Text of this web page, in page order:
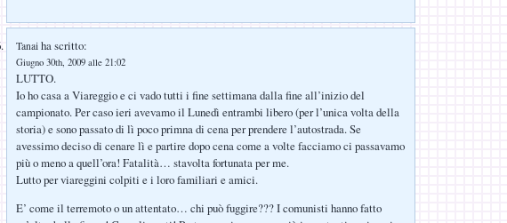
Tanai ha scritto:
Giugno 30th, 2009 alle 21:02
LUTTO.
Io ho casa a Viareggio e ci vado tutti i fine settimana dalla fine all’inizio del
campionato. Per caso ieri avevamo il Lunedì entrambi libero (per l’unica volta della
storia) e sono passato di lì poco primna di cena per prendere l’autostrada. Se
avessimo deciso di cenare lì e partire dopo cena come a volte facciamo ci passavamo
più o meno a quell’ora! Fatalità… stavolta fortunata per me.
Lutto per viareggini colpiti e i loro familiari e amici.
E’ come il terremoto o un attentato… chi può fuggire??? I comunisti hanno fatto